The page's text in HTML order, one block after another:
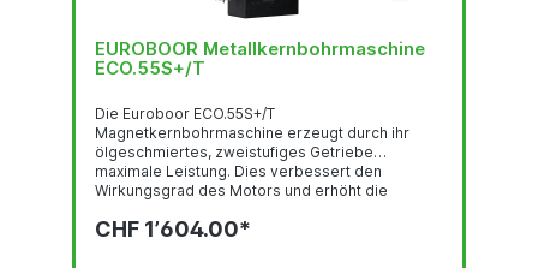
EUROBOOR Metallkernbohrmaschine
ECO.55S+/T
Die Euroboor ECO.55S+/T
Magnetkernbohrmaschine erzeugt durch ihr
ölgeschmiertes, zweistufiges Getriebe
maximale Leistung. Dies verbessert den
Wirkungsgrad des Motors und erhöht die
tragbare Magnetkernbohrmaschine für den
CHF 1’604.00*